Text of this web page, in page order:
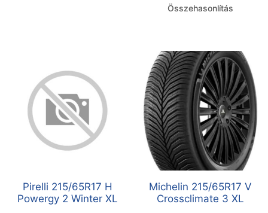
Összehasonlítás
Pirelli 215/65R17 H
Powergy 2 Winter XL
Michelin 215/65R17 V
Crossclimate 3 XL